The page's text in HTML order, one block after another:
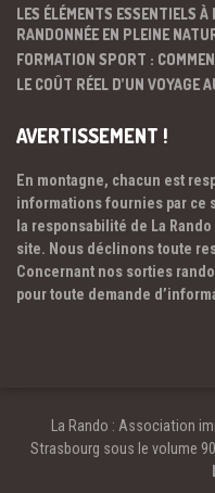
LES ÉLÉMENTS ESSENTIELS
RANDONNÉE EN PLEINE
FORMATION SPORT :
LE COÛT RÉEL D’UN VOYAGE
AVERTISSEMENT !
En montagne, chacun est
informations fournies par ce
la responsabilité de La
site. Nous déclinons toute
Concernant nos sorties
pour toute demande
La Rando : Association
Strasbourg sous le volume 90